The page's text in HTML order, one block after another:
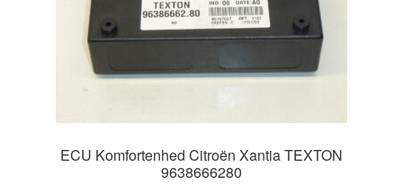
ECU Komfortenhed Citroën Xantia TEXTON
9638666280